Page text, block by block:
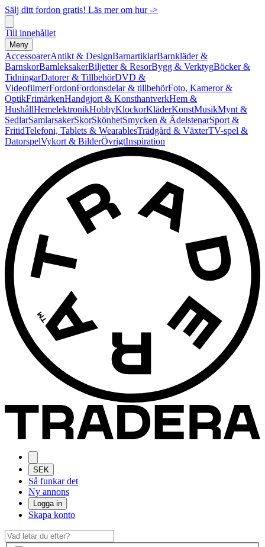
Sälj ditt fordon gratis! Läs mer om hur ->
Till innehållet
Meny
AccessoarerAntikt & DesignBarnartiklarBarnkläder &
BarnskorBarnleksakerBiljetter & ResorBygg & VerktygBöcker &
TidningarDatorer & TillbehörDVD &
VideofilmerFordonFordonsdelar & tillbehörFoto, Kameror &
OptikFrimärkenHandgjort & KonsthantverkHem &
HushållHemelektronikHobbyKlockorKläderKonstMusikMynt &
SedlarSamlarsakerSkorSkönhetSmycken & ÄdelstenarSport &
FritidTelefoni, Tablets & WearablesTrädgård & VäxterTV-spel &
DatorspelVykort & BilderÖvrigtInspiration
SEK
Så funkar det
Ny annons
Logga in
Skapa konto